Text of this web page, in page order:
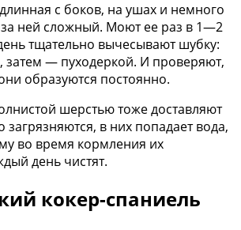
с боков, на ушах и немного
за ней сложный. Моют ее раз в 1—2
тщательно вычесывают шубку:
затем — пуходеркой. И проверяют,
образуются постоянно.
шерстью тоже доставляют
загрязняются, в них попадает вода,
во время кормления их
день чистят.
кокер-спаниель